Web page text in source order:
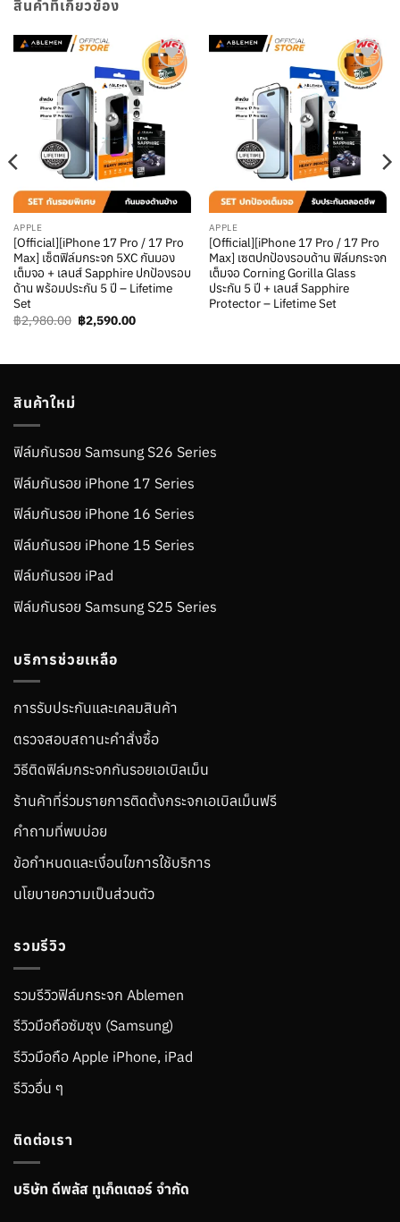
สินค้าที่เกี่ยวข้อง
เพิ่มใน
รายการ
APPLE
[Official][iPhone 17 Pro / 17 Pro
Max] เซ็ตฟิล์มกระจก 5XC กันมอง
เต็มจอ + เลนส์ Sapphire ปกป้องรอบ
ด้าน พร้อมประกัน 5 ปี – Lifetime
Set
฿2,980.00 Original
price
฿2,590.00Current
เพิ่มใน
รายการ
APPLE
[Official][iPhone 17 Pro / 17 Pro
Max] เซตปกป้องรอบด้าน ฟิล์มกระจก
เต็มจอ Corning Gorilla Glass
ประกัน 5 ปี + เลนส์ Sapphire
Protector – Lifetime Set
สินค้าใหม่
ฟิล์มกันรอย Samsung S26 Series
ฟิล์มกันรอย iPhone 17 Series
ฟิล์มกันรอย iPhone 16 Series
ฟิล์มกันรอย iPhone 15 Series
ฟิล์มกันรอย iPad
ฟิล์มกันรอย Samsung S25 Series
บริการช่วยเหลือ
การรับประกันและเคลมสินค้า
ตรวจสอบสถานะคำสั่งซื้อ
วิธีติดฟิล์มกระจกกันรอยเอเบิลเม็น
ร้านค้าที่ร่วมรายการติดตั้งกระจกเอเบิลเม็นฟรี
คำถามที่พบบ่อย
ข้อกำหนดและเงื่อนไขการใช้บริการ
นโยบายความเป็นส่วนตัว
รวมรีวิว
รวมรีวิวฟิล์มกระจก Ablemen
รีวิวมือถือซัมซุง (Samsung)
รีวิวมือถือ Apple iPhone, iPad
รีวิวอื่น ๆ
ติดต่อเรา
บริษัท ดีพลัส ทูเก็ตเตอร์ จำกัด